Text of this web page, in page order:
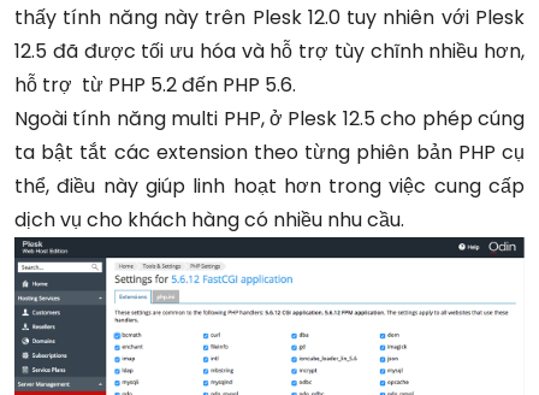
thấy tính năng này trên Plesk 12.0 tuy nhiên với Plesk
12.5 đã được tối ưu hóa và hỗ trợ tùy chĩnh nhiều hơn,
hỗ trợ từ PHP 5.2 đến PHP 5.6.
Ngoài tính năng multi PHP, ở Plesk 12.5 cho phép cúng
ta bật tắt các extension theo từng phiên bản PHP cụ
thể, điều này giúp linh hoạt hơn trong việc cung cấp
dịch vụ cho khách hàng có nhiều nhu cầu.